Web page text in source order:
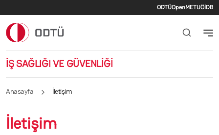
İkincil
ODTÜOpenMETUÖİDB
İŞ SAĞLIĞI VE GÜVENLİĞİ
Anasayfa İletişim
İletişim